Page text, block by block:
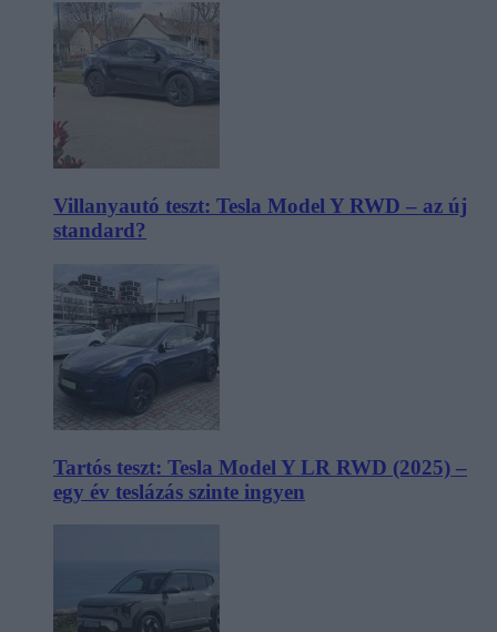
Villanyautó teszt: Tesla Model Y RWD – az új
standard?
Tartós teszt: Tesla Model Y LR RWD (2025) –
egy év teslázás szinte ingyen